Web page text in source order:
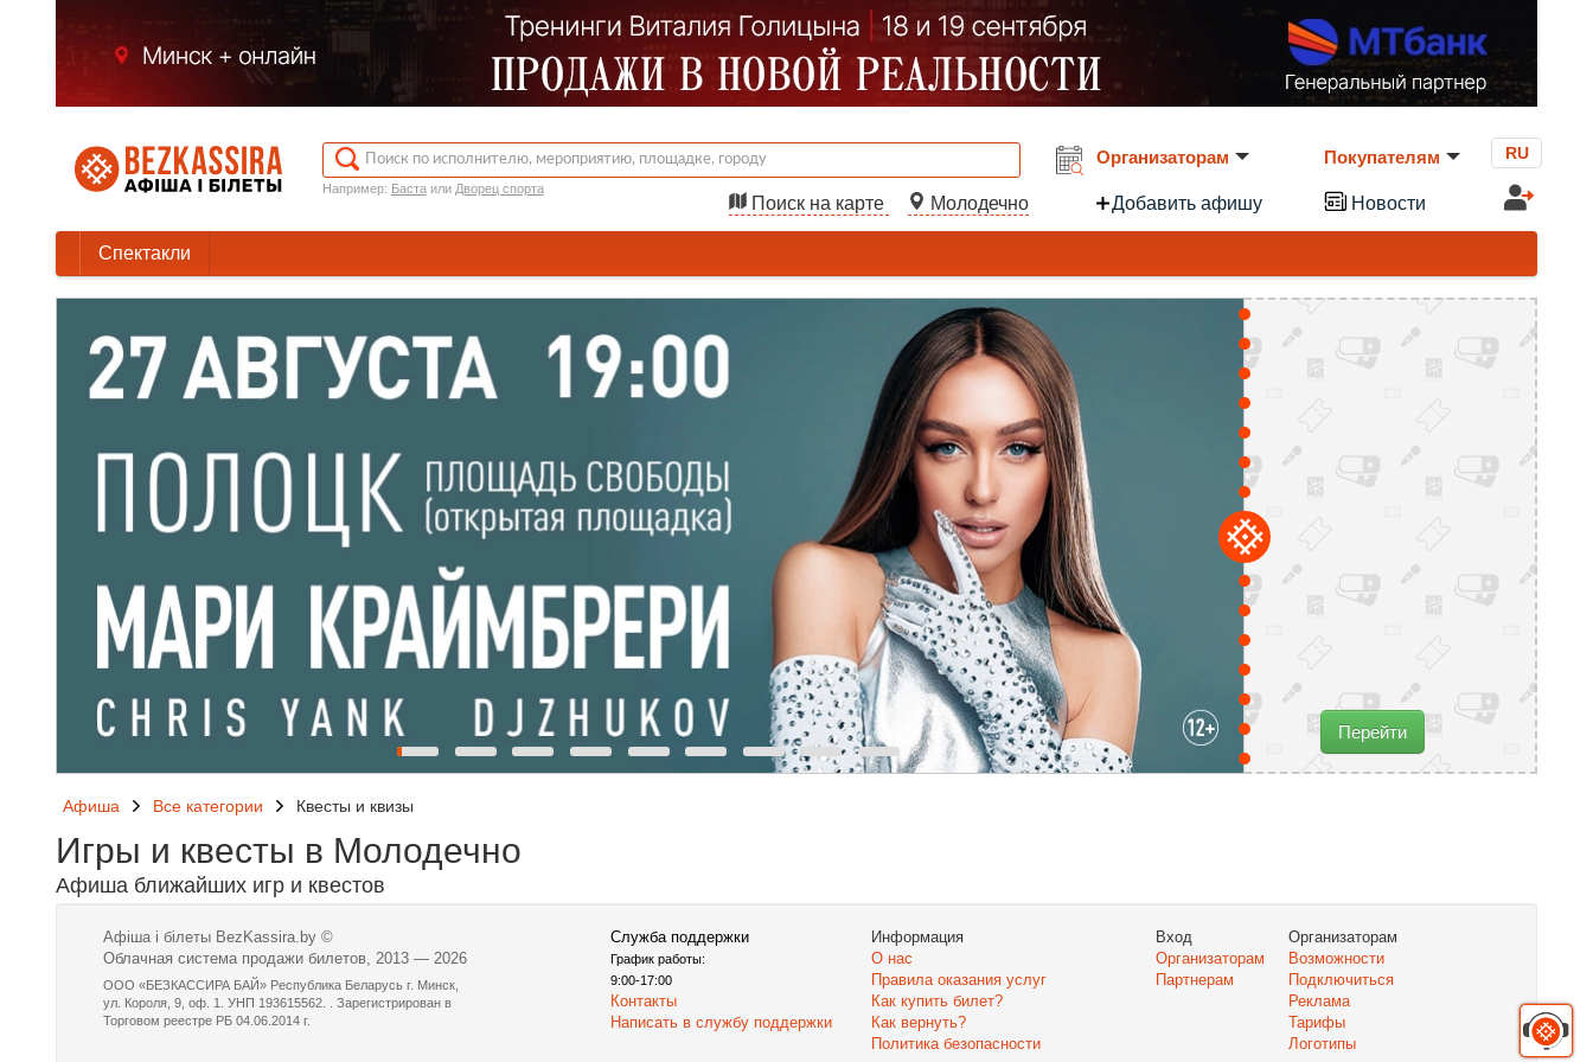
Например: Бастаили Дворец спорта
Поиск на карте Молодечно
Организаторам
Добавить афишу
Покупателям
Новости
RU
Спектакли
Перейти
Афиша Все категории Квесты и квизы
Игры и квесты в Молодечно
Афиша ближайших игр и квестов
Афіша і білеты BezKassira.by ©
Облачная система продажи билетов, 2013 — 2026
ООО «БЕЗКАССИРА БАЙ» Республика Беларусь г. Минск,
ул. Короля, 9, оф. 1. УНП 193615562. . Зарегистрирован в
Торговом реестре РБ 04.06.2014 г.
Служба поддержки
График работы:
9:00-17:00
Контакты
Написать в службу поддержки
Информация
О нас
Правила оказания услуг
Как купить билет?
Как вернуть?
Политика безопасности
Вход
Организаторам
Партнерам
Организаторам
Возможности
Подключиться
Реклама
Тарифы
Логотипы